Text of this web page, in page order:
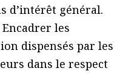
d’intérêt général.
les
dispensés par les
dans le respect